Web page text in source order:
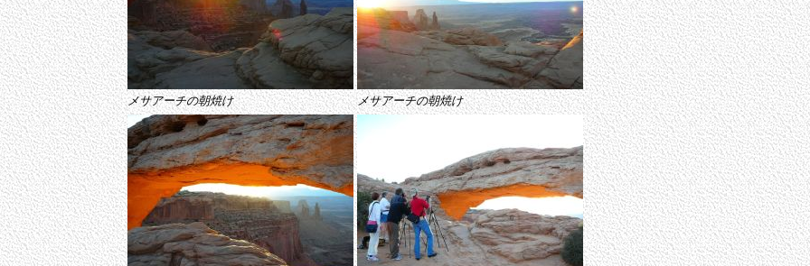
メサアーチの朝焼け メサアーチの朝焼け